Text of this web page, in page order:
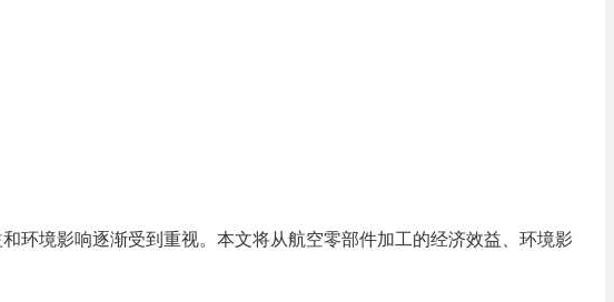
环境影响逐渐受到重视。本文将从航空零部件加工的经济效益、环境影